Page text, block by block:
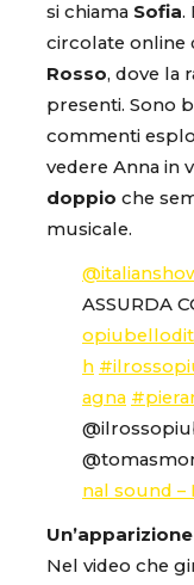
si chiama Sofia.
circolate online
Rosso, dove la
presenti. Sono
commenti
vedere Anna in
doppio che
musicale.
ASSURDA
h
agna
nal sound
Nel video che